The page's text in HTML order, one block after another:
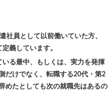
社員として以前働いていた方、
義しています。
る最中、もしくは、実力を発揮
だけでなく、転職する20代・第2
めたとしても次の就職先はあるの